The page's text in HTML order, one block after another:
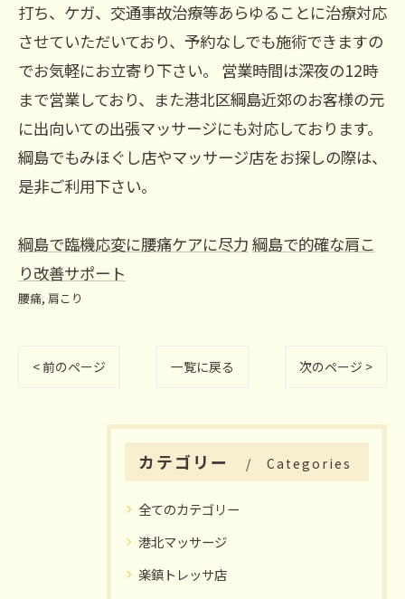
打ち、ケガ、交通事故治療等あらゆることに治療対応
させていただいており、予約なしでも施術できますの
でお気軽にお立寄り下さい。 営業時間は深夜の12時
まで営業しており、また港北区綱島近郊のお客様の元
に出向いての出張マッサージにも対応しております。
綱島でもみほぐし店やマッサージ店をお探しの際は、
是非ご利用下さい。
綱島で臨機応変に腰痛ケアに尽力 綱島で的確な肩こ
り改善サポート
腰痛 肩こり
< 前のページ 一覧に戻る 次のページ >
カテゴリー Categories
全てのカテゴリー
港北マッサージ
楽鎮トレッサ店